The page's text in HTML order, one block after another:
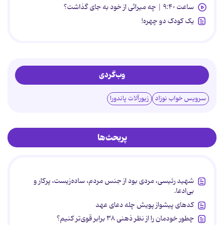
ساعت ۹:۴۰ | چه میراثی از خود به جای گذاشت؟
یک کودک دو چهره!
وب‌گردی
سرویس خواب نوزاد زیورآلات پاندورا
پربحث‌ها
شهید رئیسی، مردی بود از جنس مردم، ساده‌زیست، پرکار و
بی‌ادعا.
کدهای پیشواز پویش چله دعای عهد
چطور خودمان را از نظر ذهنی ۳۸ برابر قوی‌تر کنیم؟